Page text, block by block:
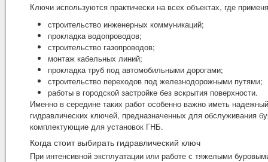
Ключи используются практически на всех объектах, где
строительство инженерных коммуникаций;
прокладка водопроводов;
строительство газопроводов;
монтаж кабельных линий;
прокладка труб под автомобильными дорогами;
строительство переходов под железнодорожными путями;
работы в городской застройке без вскрытия поверхности.
Именно в середине таких работ особенно важно иметь
гидравлических ключей, предназначенных для обслуживания
комплектующие для установок ГНБ.
Когда стоит выбирать гидравлический ключ
При интенсивной эксплуатации или работе с тяжелыми